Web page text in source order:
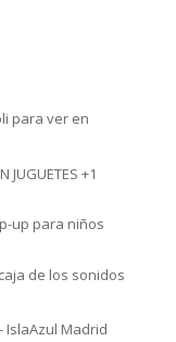
para ver en
JUGUETES +1
up para niños
de los sonidos
IslaAzul Madrid